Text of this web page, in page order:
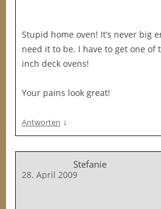
Stupid home oven! It’s never big
need it to be. I have to get one of
inch deck ovens!
Your pains look great!
Antworten ↓
Stefanie
28. April 2009